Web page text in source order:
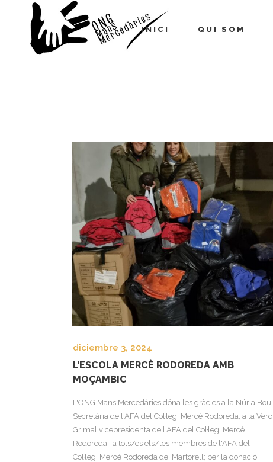
INICI QUI SOM
diciembre 3, 2024
L’ESCOLA MERCÈ RODOREDA AMB
MOÇAMBIC
L'ONG Mans Mercedàries dóna les gràcies a la Núria Bou
Secretària de l'AFA del Col·legi Mercè Rodoreda, a la Vero
Grimal vicepresidenta de l'AFA del Col·legi Mercè
Rodoreda i a tots/es els/les membres de l'AFA del
Col·legi Mercè Rodoreda de Martorell; per la donació,